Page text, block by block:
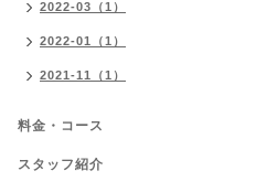
2022-03（1）
2022-01（1）
2021-11（1）
料金・コース
スタッフ紹介